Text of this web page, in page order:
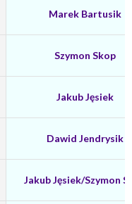
Marek Bartusik
Szymon Skop
Jakub Jęsiek
Dawid Jendrysik
Jakub Jęsiek/Szymon